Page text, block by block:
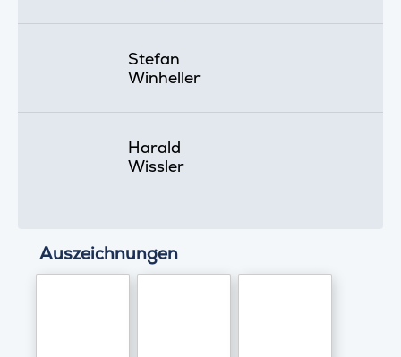
Stefan
Winheller
Harald
Wissler
Auszeichnungen